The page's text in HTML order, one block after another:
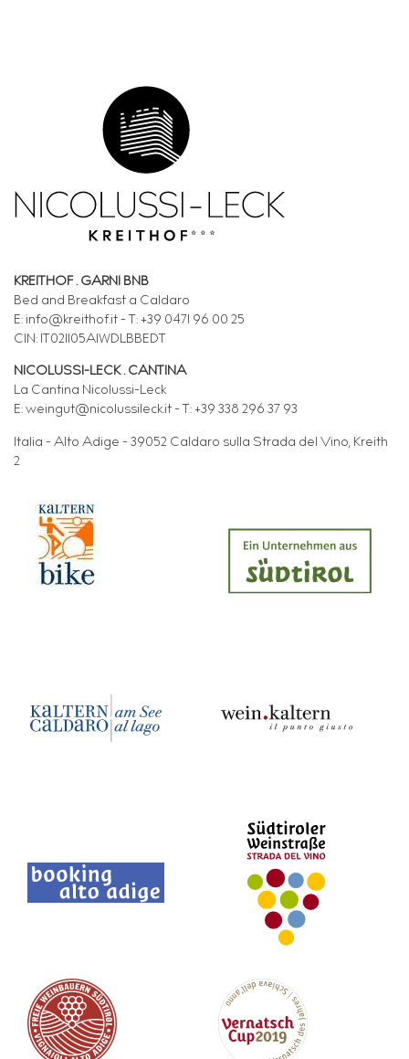
KREITHOF . GARNI BNB
Bed and Breakfast a Caldaro
E: info@kreithof.it - T: +39 0471 96 00 25
CIN: IT021105A1WDLBBEDT
NICOLUSSI-LECK . CANTINA
La Cantina Nicolussi-Leck
E: weingut@nicolussileck.it - T: +39 338 296 37 93
Italia - Alto Adige - 39052 Caldaro sulla Strada del Vino, Kreith
2